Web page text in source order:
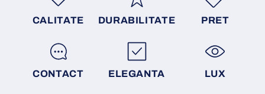
CALITATE DURABILITATE PRET
CONTACT ELEGANTA LUX